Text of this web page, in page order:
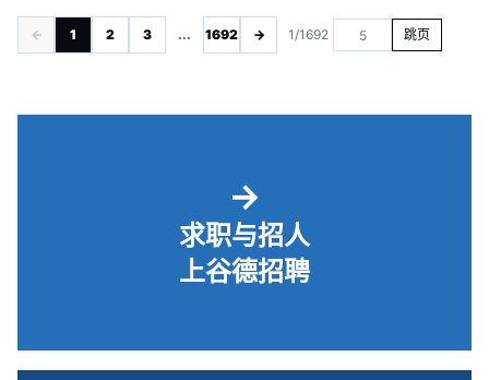
← 1 2 3 ... 1692 → 1/1692 跳页
→
求职与招人
上谷德招聘